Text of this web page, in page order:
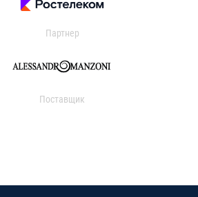
Партнер
Поставщик